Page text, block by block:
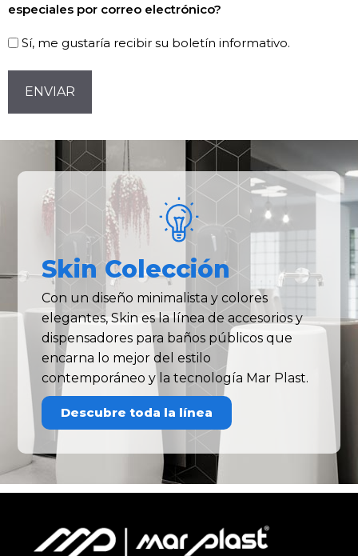
especiales por correo electrónico?
Sí, me gustaría recibir su boletín informativo.
CAPTCHA
Skin Colección
Con un diseño minimalista y colores
elegantes, Skin es la línea de accesorios y
dispensadores para baños públicos que
encarna lo mejor del estilo
contemporáneo y la tecnología Mar Plast.
Descubre toda la línea